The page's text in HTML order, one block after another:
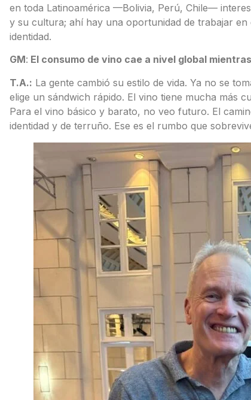
en toda Latinoamérica —Bolivia, Perú, Chile—
y su cultura; ahí hay una oportunidad de trabajar
identidad.
GM: El consumo de vino cae a nivel global
T.A.: La gente cambió su estilo de vida. Ya no se
elige un sándwich rápido. El vino tiene mucha más
Para el vino básico y barato, no veo futuro. El
identidad y de terruño. Ese es el rumbo que